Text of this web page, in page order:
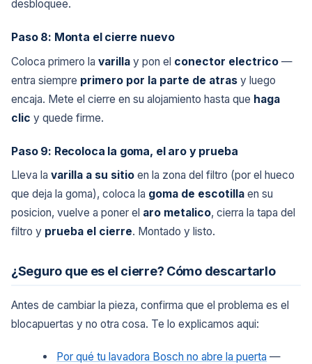
desbloquee.
Paso 8: Monta el cierre nuevo
Coloca primero la varilla y pon el conector electrico —
entra siempre primero por la parte de atras y luego
encaja. Mete el cierre en su alojamiento hasta que haga
clic y quede firme.
Paso 9: Recoloca la goma, el aro y prueba
Lleva la varilla a su sitio en la zona del filtro (por el hueco
que deja la goma), coloca la goma de escotilla en su
posicion, vuelve a poner el aro metalico, cierra la tapa del
filtro y prueba el cierre. Montado y listo.
¿Seguro que es el cierre? Cómo descartarlo
Antes de cambiar la pieza, confirma que el problema es el
blocapuertas y no otra cosa. Te lo explicamos aqui:
Por qué tu lavadora Bosch no abre la puerta —